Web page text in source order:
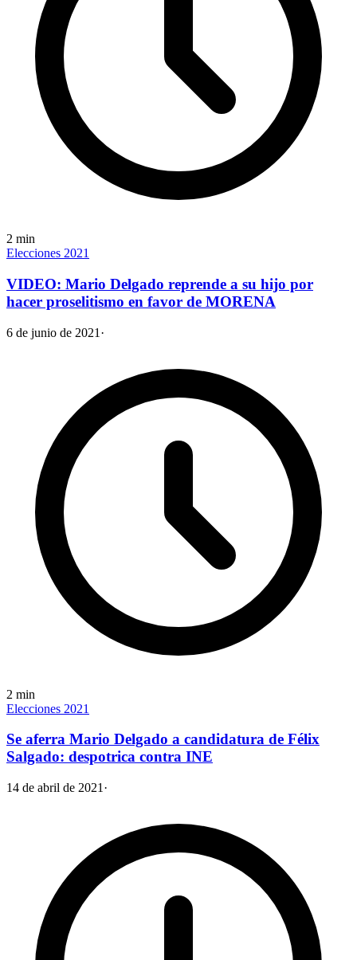
2 min
Elecciones 2021
VIDEO: Mario Delgado reprende a su hijo por
hacer proselitismo en favor de MORENA
6 de junio de 2021 ·
2 min
Elecciones 2021
Se aferra Mario Delgado a candidatura de Félix
Salgado: despotrica contra INE
14 de abril de 2021 ·